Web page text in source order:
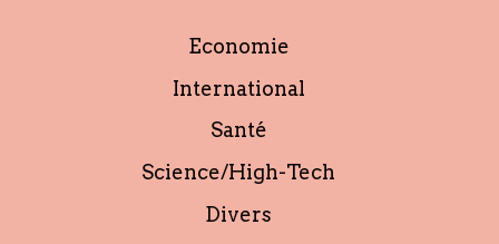
Economie
International
Santé
Science/High-Tech
Divers